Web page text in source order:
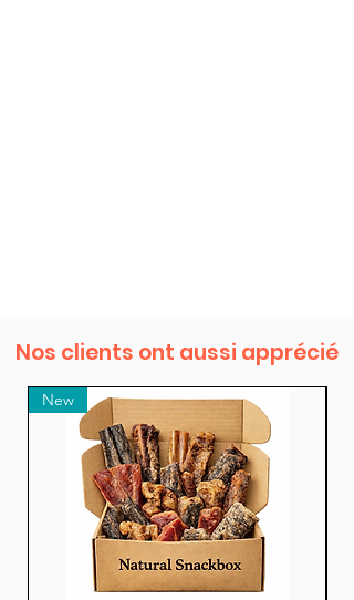
Nos clients ont aussi apprécié
New